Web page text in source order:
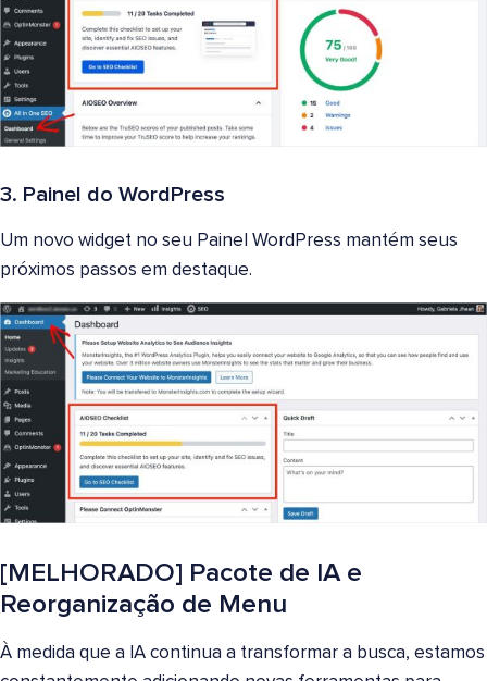
3. Painel do WordPress
Um novo widget no seu Painel WordPress mantém seus
próximos passos em destaque.
[MELHORADO] Pacote de IA e
Reorganização de Menu
À medida que a IA continua a transformar a busca, estamos